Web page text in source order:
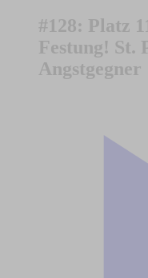
#128: Platz
Festung! St.
Angstgegner